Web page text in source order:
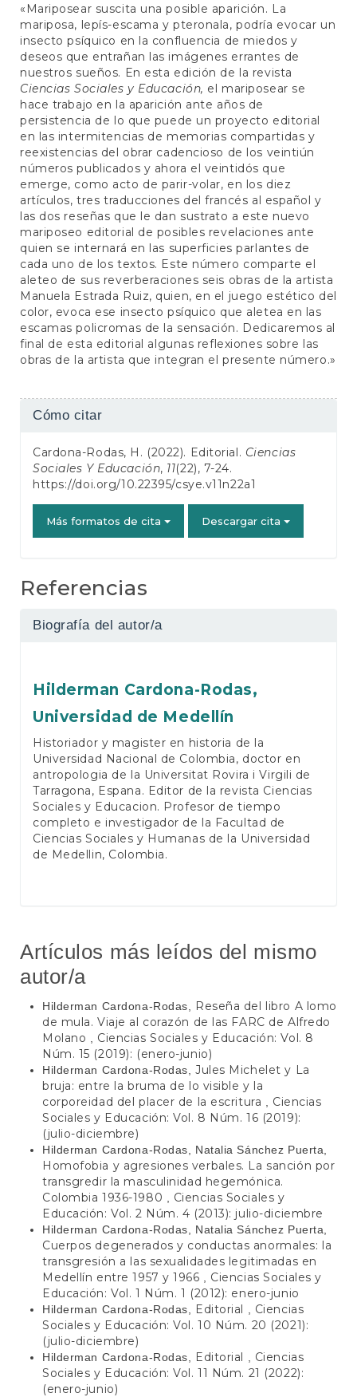
«Mariposear suscita una posible aparición. La
mariposa, lepís-escama y pteronala, podría evocar un
insecto psíquico en la confluencia de miedos y
deseos que entrañan las imágenes errantes de
nuestros sueños. En esta edición de la revista
Ciencias Sociales y Educación, el mariposear se
hace trabajo en la aparición ante años de
persistencia de lo que puede un proyecto editorial
en las intermitencias de memorias compartidas y
reexistencias del obrar cadencioso de los veintiún
números publicados y ahora el veintidós que
emerge, como acto de parir-volar, en los diez
artículos, tres traducciones del francés al español y
las dos reseñas que le dan sustrato a este nuevo
mariposeo editorial de posibles revelaciones ante
quien se internará en las superficies parlantes de
cada uno de los textos. Este número comparte el
aleteo de sus reverberaciones seis obras de la artista
Manuela Estrada Ruiz, quien, en el juego estético del
color, evoca ese insecto psíquico que aletea en las
escamas policromas de la sensación. Dedicaremos al
final de esta editorial algunas reflexiones sobre las
obras de la artista que integran el presente número.»
Detalles
artículo
Cómo citar
Cardona-Rodas, H. (2022). Editorial. Ciencias
Sociales Y Educación, 11(22), 7-24.
https://doi.org/10.22395/csye.v11n22a1
Más formatos de cita Descargar cita
Referencias
Biografía del autor/a
Hilderman Cardona-Rodas,
Universidad de Medellín
Historiador y magister en historia de la
Universidad Nacional de Colombia, doctor en
antropologia de la Universitat Rovira i Virgili de
Tarragona, Espana. Editor de la revista Ciencias
Sociales y Educacion. Profesor de tiempo
completo e investigador de la Facultad de
Ciencias Sociales y Humanas de la Universidad
de Medellin, Colombia.
Artículos más leídos del mismo
autor/a
Hilderman Cardona-Rodas,
Reseña del libro A lomo
de mula. Viaje al corazón de las FARC de Alfredo
Molano
Ciencias Sociales y Educación: Vol. 8
Núm. 15 (2019): (enero-junio)
Hilderman Cardona-Rodas, Jules Michelet y La
bruja: entre la bruma de lo visible y la
corporeidad del placer de la escritura
Ciencias
Sociales y Educación: Vol. 8 Núm. 16 (2019):
(julio-diciembre)
Hilderman Cardona-Rodas, Natalia Sánchez Puerta,
Homofobia y agresiones verbales. La sanción por
transgredir la masculinidad hegemónica.
Colombia 1936-1980
Ciencias Sociales y
Educación: Vol. 2 Núm. 4 (2013): julio-diciembre
Hilderman Cardona-Rodas, Natalia Sánchez Puerta,
Cuerpos degenerados y conductas anormales: la
transgresión a las sexualidades legitimadas en
Medellín entre 1957 y 1966
Ciencias Sociales y
Educación: Vol. 1 Núm. 1 (2012): enero-junio
Hilderman Cardona-Rodas, Editorial
Ciencias
Sociales y Educación: Vol. 10 Núm. 20 (2021):
(julio-diciembre)
Hilderman Cardona-Rodas, Editorial
Ciencias
Sociales y Educación: Vol. 11 Núm. 21 (2022):
(enero-junio)